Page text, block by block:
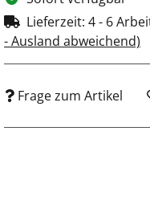
Lieferzeit: 4 - 6
- Ausland abweichend)
Frage zum Artikel